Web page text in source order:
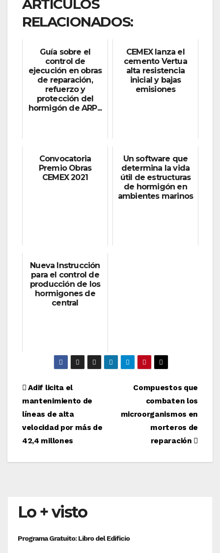
ARTÍCULOS
RELACIONADOS:
Guía sobre el
control de
ejecución en obras
de reparación,
refuerzo y
protección del
hormigón de ARP...
CEMEX lanza el
cemento Vertua
alta resistencia
inicial y bajas
emisiones
Convocatoria
Premio Obras
CEMEX 2021
Un software que
determina la vida
útil de estructuras
de hormigón en
ambientes marinos
Nueva Instrucción
para el control de
producción de los
hormigones de
central
Navegación
de
entradas
Compuestos que
combaten los
microorganismos en
morteros de
reparación
Adif licita el
mantenimiento de
líneas de alta
velocidad por más de
42,4 millones
Lo + visto